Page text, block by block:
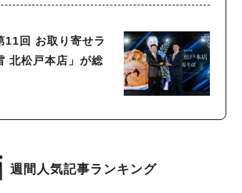
11回 お取り寄せラ
北松戸本店」が総
週間人気記事ランキング